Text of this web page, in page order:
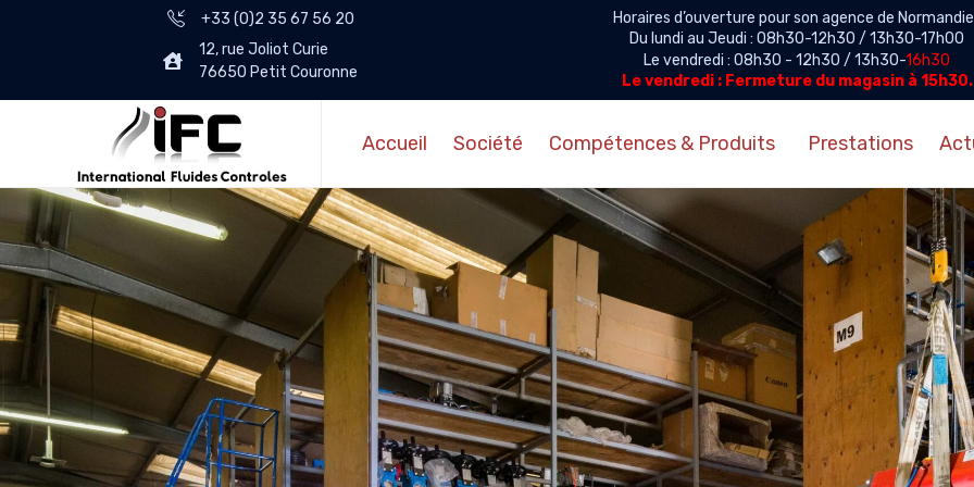
+33 (0)2 35 67 56 20
12, rue Joliot Curie
76650 Petit Couronne
Horaires d’ouverture pour son agence de Normandie
Du lundi au Jeudi : 08h30-12h30 / 13h30-17h00
Le vendredi : 08h30 - 12h30 / 13h30-16h30
Le vendredi : Fermeture du magasin à 15h30.
Accueil Société Compétences & Produits Prestations